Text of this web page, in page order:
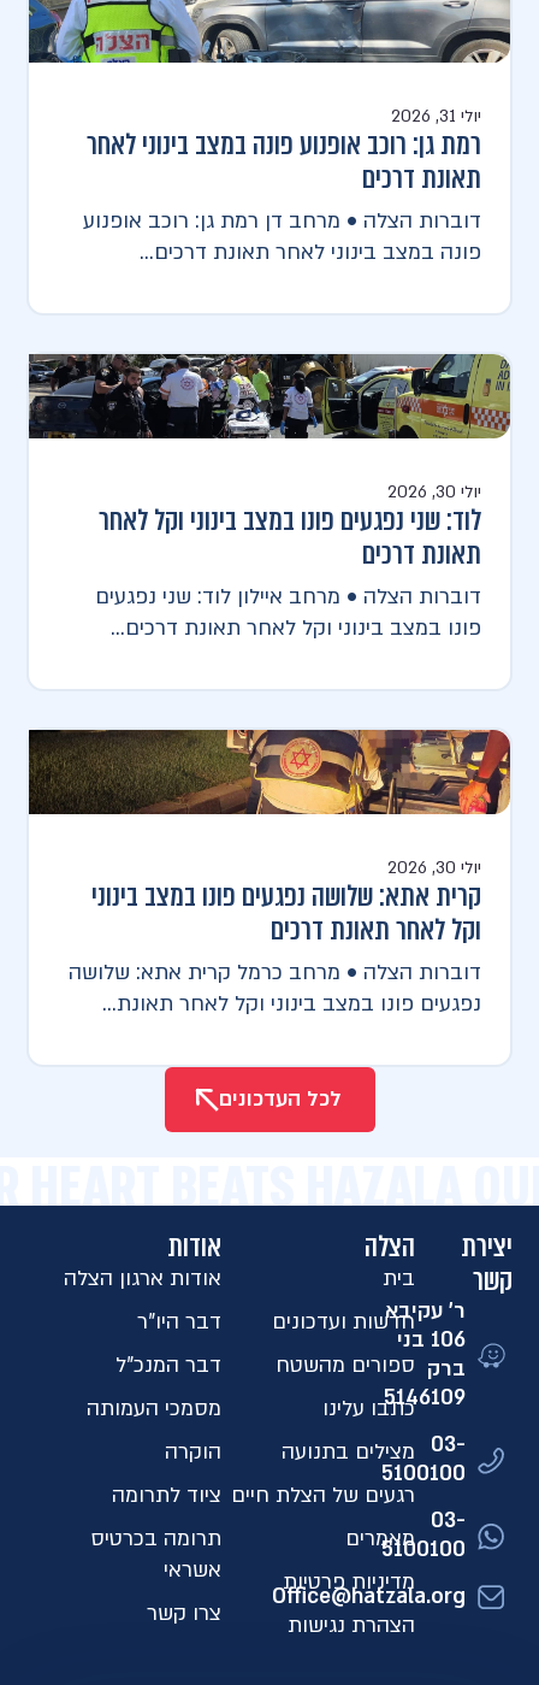
יולי 31, 2026
רמת גן: רוכב אופנוע פונה במצב בינוני לאחר
תאונת דרכים
דוברות הצלה • מרחב דן רמת גן: רוכב אופנוע
פונה במצב בינוני לאחר תאונת דרכים...
יולי 30, 2026
לוד: שני נפגעים פונו במצב בינוני וקל לאחר
תאונת דרכים
דוברות הצלה • מרחב איילון לוד: שני נפגעים
פונו במצב בינוני וקל לאחר תאונת דרכים...
יולי 30, 2026
קרית אתא: שלושה נפגעים פונו במצב בינוני
וקל לאחר תאונת דרכים
דוברות הצלה • מרחב כרמל קרית אתא: שלושה
נפגעים פונו במצב בינוני וקל לאחר תאונת...
לכל העדכונים
BEATS HAZALA
יצירת
קשר
ר' עקיבא
106 בני
ברק
5146109​
03-
5100100
03-
5100100
Office@hatzala.org
הצלה
בית
חדשות ועדכונים
ספורים מהשטח
כתבו עלינו
מצילים בתנועה
רגעים של הצלת חיים
מאמרים
מדיניות פרטיות
הצהרת נגישות
אודות
אודות ארגון הצלה
דבר היו"ר
דבר המנכ"ל
מסמכי העמותה
הוקרה
ציוד לתרומה
תרומה בכרטיס
אשראי
צרו קשר